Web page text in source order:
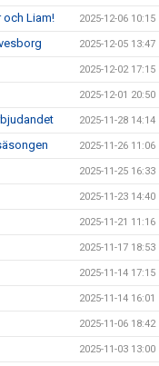
och Liam! 2025-12-06 10:15
2025-12-05 13:47
2025-12-02 17:15
2025-12-01 20:50
2025-11-28 14:14
2025-11-26 11:06
2025-11-25 16:33
2025-11-23 14:40
2025-11-21 11:16
2025-11-17 18:53
2025-11-14 17:15
2025-11-14 16:01
2025-11-06 18:42
2025-11-03 13:00